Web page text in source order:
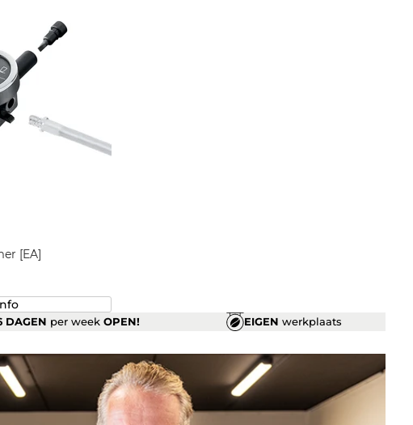
[EA]
DAGEN per week OPEN! EIGEN werkplaats